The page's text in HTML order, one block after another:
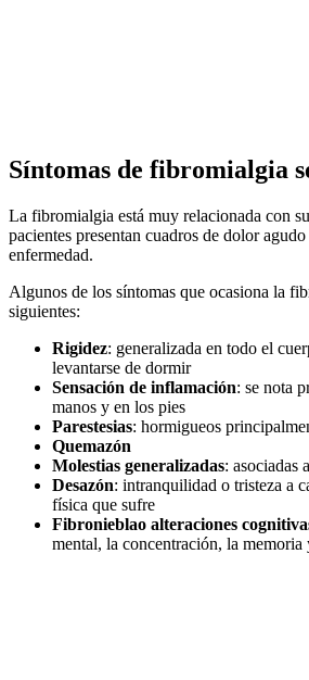
Síntomas de fibromialgia
La fibromialgia está muy relacionada con
pacientes presentan cuadros de dolor
enfermedad.
Algunos de los síntomas que ocasiona la
siguientes:
Rigidez: generalizada en todo el
levantarse de dormir
Sensación de inflamación: se nota
manos y en los pies
Parestesias: hormigueos
Quemazón
Molestias generalizadas: asociadas
Desazón: intranquilidad o tristeza a
física que sufre
Fibronieblao alteraciones
mental, la concentración, la